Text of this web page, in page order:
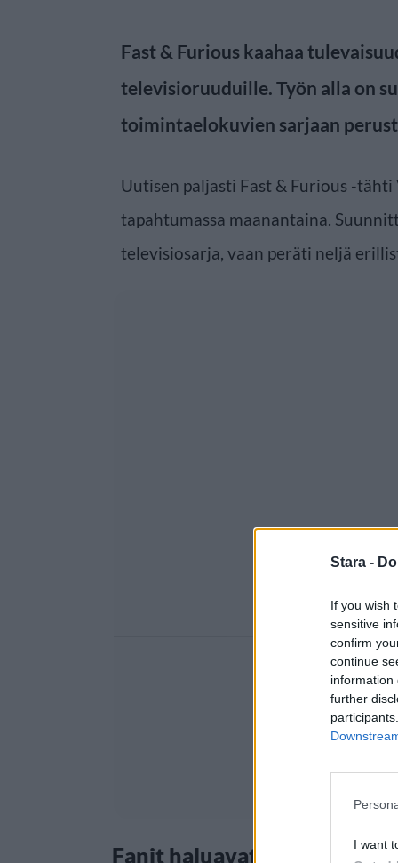
Stara -
If you wish
sensitive
confirm
continue
information
further
I want
Fast & Furious kaahaa
televisioruuduille. Työn alla on
toimintaelokuvien sarjaan
Uutisen paljasti Fast & Furious -
tapahtumassa maanantaina.
televisiosarja, vaan peräti neljä
Fanit haluavat lisää Fast &